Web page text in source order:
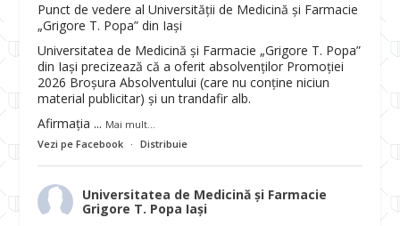
Punct de vedere al Universității de Medicină și Farmacie
„Grigore T. Popa” din Iași
Universitatea de Medicină și Farmacie „Grigore T. Popa”
din Iași precizează că a oferit absolvenților Promoției
2026 Broșura Absolventului (care nu conține niciun
material publicitar) și un trandafir alb.
Afirmația ... Mai mult...
Vezi pe Facebook · Distribuie
Universitatea de Medicină și Farmacie
Grigore T. Popa Iași